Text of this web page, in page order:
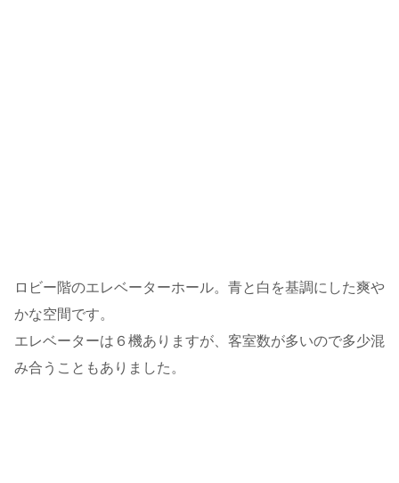
ロビー階のエレベーターホール。青と白を基調にした爽や
かな空間です。
エレベーターは６機ありますが、客室数が多いので多少混
み合うこともありました。